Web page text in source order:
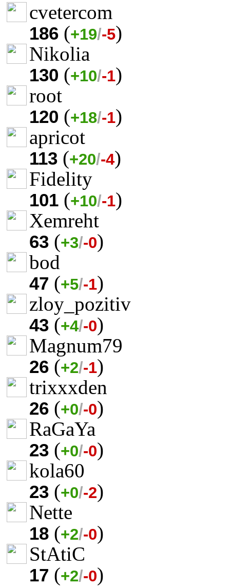
cvetercom
186 (+19/-5)
Nikolia
130 (+10/-1)
root
120 (+18/-1)
apricot
113 (+20/-4)
Fidelity
101 (+10/-1)
Xemreht
63 (+3/-0)
bod
47 (+5/-1)
zloy_pozitiv
43 (+4/-0)
Magnum79
26 (+2/-1)
trixxxden
26 (+0/-0)
RaGaYa
23 (+0/-0)
kola60
23 (+0/-2)
Nette
18 (+2/-0)
StAtiC
17 (+2/-0)